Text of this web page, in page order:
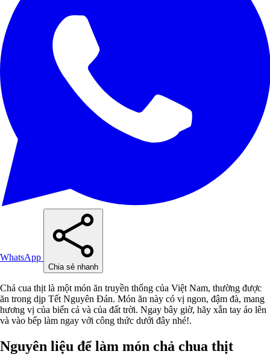
WhatsApp
Chia sẻ nhanh
Chả cua thịt là một món ăn truyền thống của Việt Nam, thường được
ăn trong dịp Tết Nguyên Đán. Món ăn này có vị ngon, đậm đà, mang
hương vị của biển cả và của đất trời. Ngay bây giờ, hãy xắn tay áo lên
và vào bếp làm ngay với công thức dưới đây nhé!.
Nguyên liệu để làm món chả chua thịt